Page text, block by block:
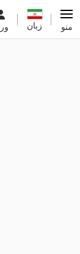
زبان منو